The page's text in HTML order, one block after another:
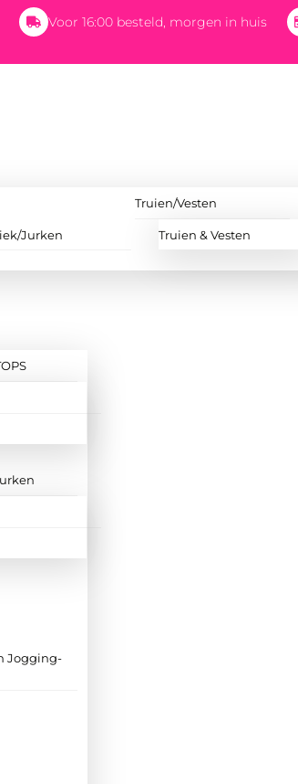
Voor 16:00 besteld, morgen in huis
Jurken
Truien/Vesten
Truien & Vesten
Jogging-